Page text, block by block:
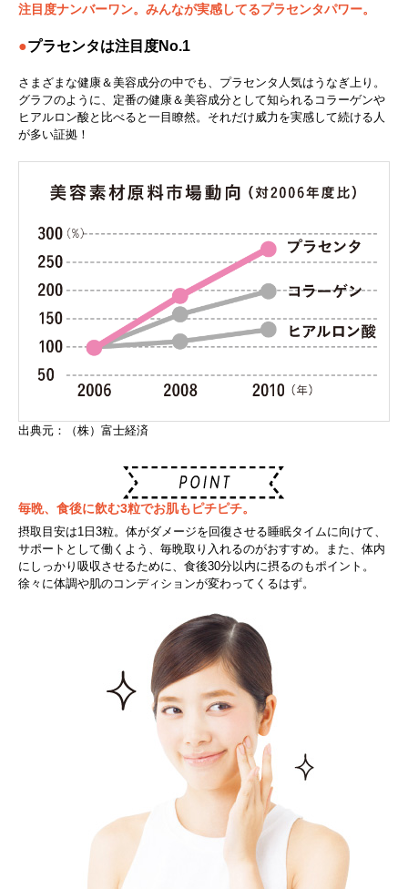
注目度ナンバーワン。みんなが実感してるプラセンタパワー。
●プラセンタは注目度No.1
さまざまな健康＆美容成分の中でも、プラセンタ人気はうなぎ上り。
グラフのように、定番の健康＆美容成分として知られるコラーゲンや
ヒアルロン酸と比べると一目瞭然。それだけ威力を実感して続ける人
が多い証拠！
出典元：（株）富士経済
毎晩、食後に飲む3粒でお肌もピチピチ。
摂取目安は1日3粒。体がダメージを回復させる睡眠タイムに向けて、
サポートとして働くよう、毎晩取り入れるのがおすすめ。また、体内
にしっかり吸収させるために、食後30分以内に摂るのもポイント。
徐々に体調や肌のコンディションが変わってくるはず。